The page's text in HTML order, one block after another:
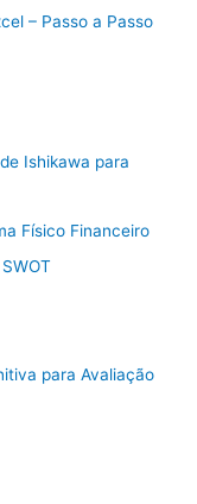
– Passo a Passo
Ishikawa para
Físico Financeiro
para Avaliação